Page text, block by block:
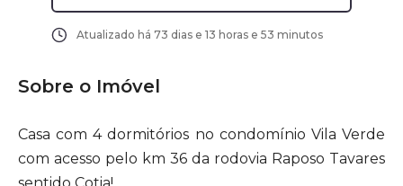
Atualizado há 73 dias e 13 horas e 53 minutos
Sobre o Imóvel
Casa com 4 dormitórios no condomínio Vila Verde
com acesso pelo km 36 da rodovia Raposo Tavares